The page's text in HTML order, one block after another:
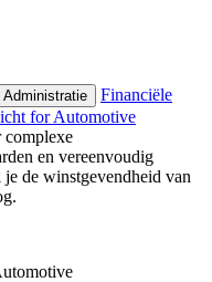
Financiële
for Automotive
complexe
en vereenvoudig
de winstgevendheid van